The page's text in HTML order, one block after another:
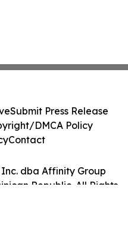
dba Affinity Group
Republic. All Rights
Submit Press Release
DMCA Policy
Contact